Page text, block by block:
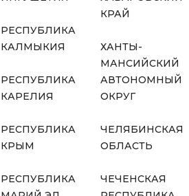
РЕСПУБЛИКА
КАЛМЫКИЯ
РЕСПУБЛИКА
КАРЕЛИЯ
РЕСПУБЛИКА
КРЫМ
РЕСПУБЛИКА
КРАЙ
ХАНТЫ-
МАНСИЙСКИЙ
АВТОНОМНЫЙ
ОКРУГ
ЧЕЛЯБИНСКАЯ
ОБЛАСТЬ
ЧЕЧЕНСКАЯ